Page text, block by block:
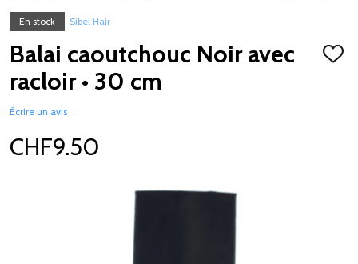
En stock Sibel Hair
Balai caoutchouc Noir avec
racloir • 30 cm
Écrire un avis
CHF9.50